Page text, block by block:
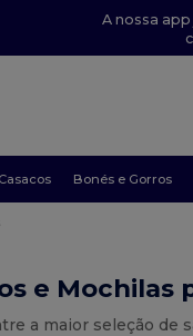
A nossa
Casacos Bonés e Gorros
e Mochilas
a maior seleção de